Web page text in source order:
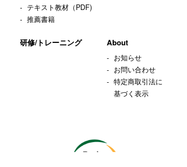
テキスト教材（PDF)
推薦書籍
研修/トレーニング About
お知らせ
お問い合わせ
特定商取引法に
基づく表示